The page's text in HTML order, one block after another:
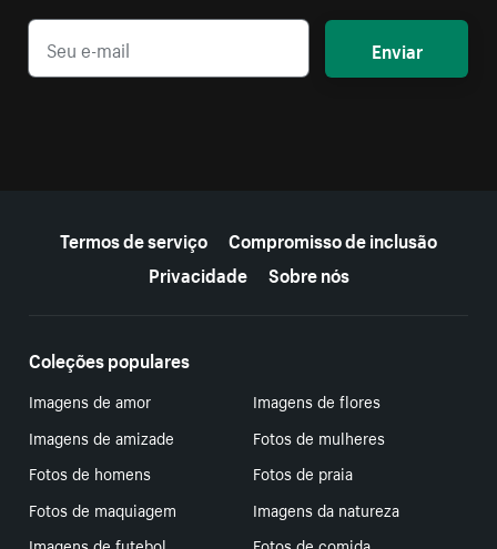
Enviar
Termos de serviço
Compromisso de inclusão
Privacidade
Sobre nós
Coleções populares
Imagens de amor
Imagens de flores
Imagens de amizade
Fotos de mulheres
Fotos de homens
Fotos de praia
Fotos de maquiagem
Imagens da natureza